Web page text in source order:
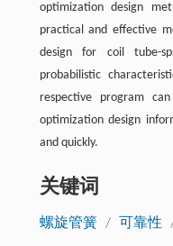
optimization design
practical and effective
design for coil tube-
probabilistic
respective program
optimization design
and quickly.
关键词
螺旋管簧 / 可靠性